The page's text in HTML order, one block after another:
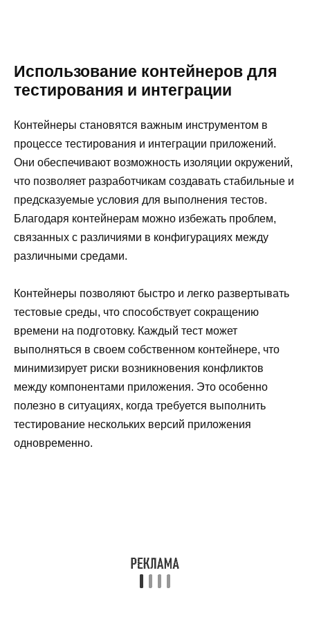
Использование контейнеров для
тестирования и интеграции
Контейнеры становятся важным инструментом в
процессе тестирования и интеграции приложений.
Они обеспечивают возможность изоляции окружений,
что позволяет разработчикам создавать стабильные и
предсказуемые условия для выполнения тестов.
Благодаря контейнерам можно избежать проблем,
связанных с различиями в конфигурациях между
различными средами.
Контейнеры позволяют быстро и легко развертывать
тестовые среды, что способствует сокращению
времени на подготовку. Каждый тест может
выполняться в своем собственном контейнере, что
минимизирует риски возникновения конфликтов
между компонентами приложения. Это особенно
полезно в ситуациях, когда требуется выполнить
тестирование нескольких версий приложения
одновременно.